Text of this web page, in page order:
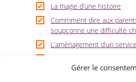
Gérer le
-- Banque d'activité
-- Formations
-- Bottin des ressources du
Parent et Inscription
La magie d’une histoire
Commment dire aux
soupçonne une difficulté
L’aménagement d’un
L’éveil à la lecture et à